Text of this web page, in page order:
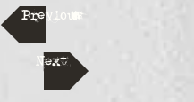
Previous
Next